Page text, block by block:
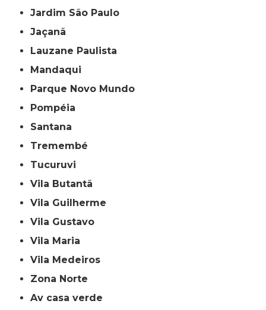
Jardim São Paulo
Jaçanã
Lauzane Paulista
Mandaqui
Parque Novo Mundo
Pompéia
Santana
Tremembé
Tucuruvi
Vila Butantã
Vila Guilherme
Vila Gustavo
Vila Maria
Vila Medeiros
Zona Norte
av casa verde